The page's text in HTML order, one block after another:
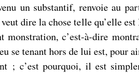
un substantif, renvoie au
dire la chose telle qu’elle est
monstration, c’est-à-dire
se tenant hors de lui est, pour
; c’est pourquoi, il est